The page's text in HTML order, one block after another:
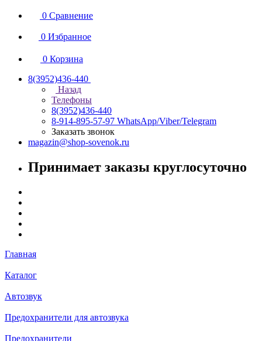
0 Сравнение
0 Избранное
0 Корзина
8(3952)436-440
Назад
Телефоны
8(3952)436-440
8-914-895-57-97 WhatsApp/Viber/Telegram
Заказать звонок
magazin@shop-sovenok.ru
Принимает заказы круглосуточно
Главная
Каталог
Автозвук
Предохранители для автозвука
Предохранители